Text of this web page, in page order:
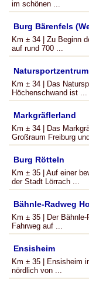
im schönen ...
Burg Bärenfels
Km ± 34 | Zu Beginn
auf rund 700 ...
Km ± 34 | Das
Höchenschwand ist ...
Markgräflerland
Km ± 34 | Das
Großraum Freiburg
Burg Rötteln
Km ± 35 | Auf einer
der Stadt Lörrach ...
Bähnle-Radweg
Km ± 35 | Der
Fahrweg auf ...
Ensisheim
Km ± 35 | Ensisheim
nördlich von ...